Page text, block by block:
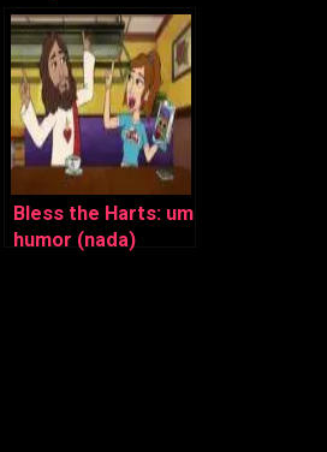
Cassian
Bless the Harts: um
humor (nada)